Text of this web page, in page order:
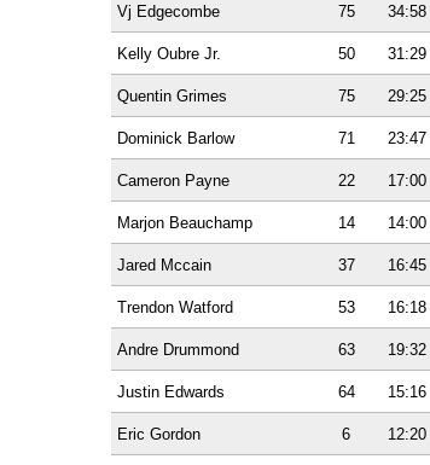
Vj Edgecombe 75 34:58
Kelly Oubre Jr. 50 31:29
Quentin Grimes 75 29:25
Dominick Barlow 71 23:47
Cameron Payne 22 17:00
Marjon Beauchamp 14 14:00
Jared Mccain 37 16:45
Trendon Watford 53 16:18
Andre Drummond 63 19:32
Justin Edwards 64 15:16
Eric Gordon 6 12:20